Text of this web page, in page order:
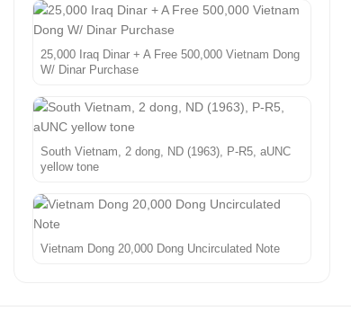
25,000 Iraq Dinar + A Free 500,000 Vietnam Dong
W/ Dinar Purchase
South Vietnam, 2 dong, ND (1963), P-R5, aUNC
yellow tone
Vietnam Dong 20,000 Dong Uncirculated Note